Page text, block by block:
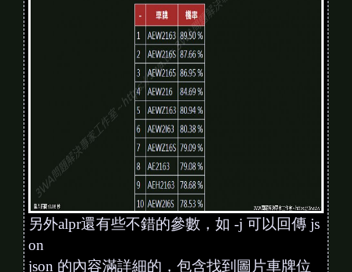
另外alpr還有些不錯的參數，如 -j 可以回傳 js
on
json 的內容滿詳細的，包含找到圖片車牌位